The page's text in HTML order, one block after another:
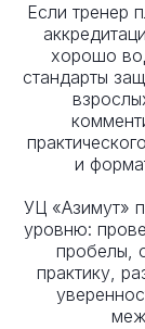
Если тренер
хорошо
стандарты
и
УЦ «Азимут»
уровню:
пробелы,
практику,